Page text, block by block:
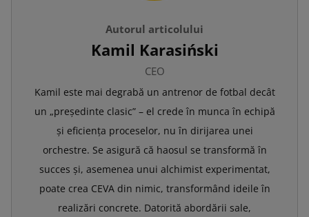
Autorul articolului
Kamil Karasiński
CEO
Kamil este mai degrabă un antrenor de fotbal decât
un „președinte clasic” – el crede în munca în echipă
și eficiența proceselor, nu în dirijarea unei
orchestre. Se asigură că haosul se transformă în
succes și, asemenea unui alchimist experimentat,
poate crea CEVA din nimic, transformând ideile în
realizări concrete. Datorită abordării sale,